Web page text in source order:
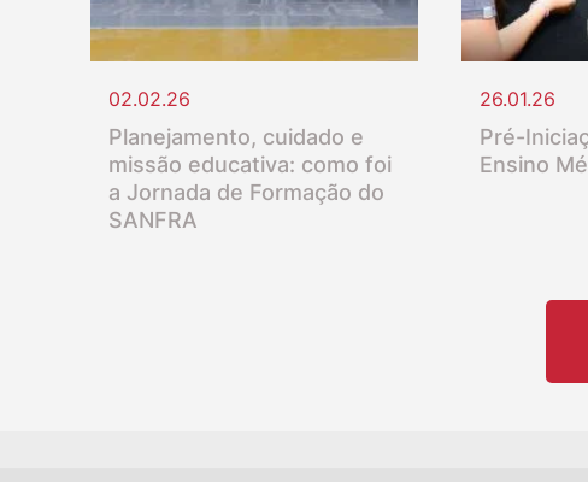
02.02.26
Planejamento, cuidado e
missão educativa: como foi
a Jornada de Formação do
SANFRA
26.01.26
Pré-
Ensino